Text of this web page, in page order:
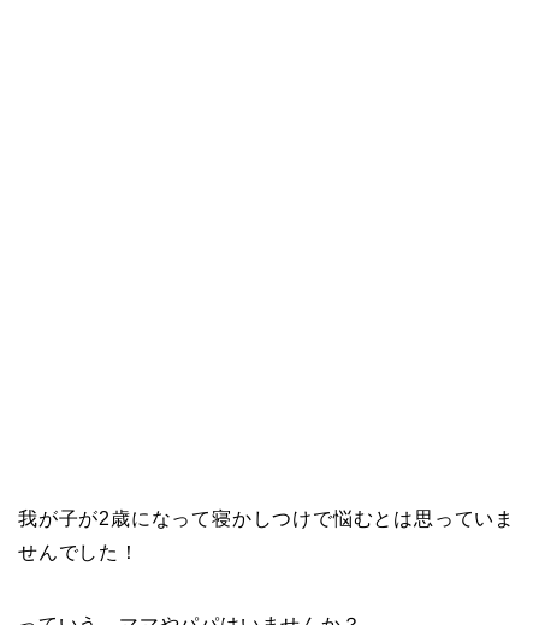
我が子が2歳になって寝かしつけで悩むとは思っていま
せんでした！